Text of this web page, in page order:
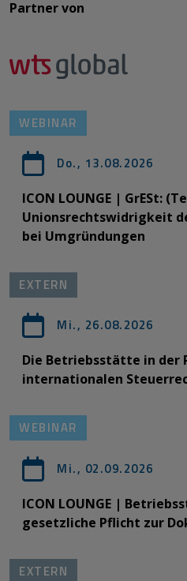
Partner von​​​​​​
WEBINAR
Do., 13.08.2026
ICON LOUNGE | GrESt:
Unionsrechtswidrigkeit
bei Umgründungen
EXTERN
Mi., 26.08.2026
Die Betriebsstätte in der
internationalen
WEBINAR
Mi., 02.09.2026
ICON LOUNGE |
gesetzliche Pflicht zur
EXTERN